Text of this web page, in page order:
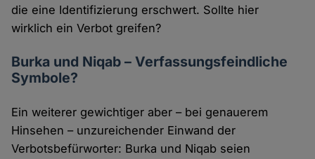
die eine Identifizierung erschwert. Sollte hier
wirklich ein Verbot greifen?
Burka und Niqab – Verfassungsfeindliche
Symbole?
Ein weiterer gewichtiger aber – bei genauerem
Hinsehen – unzureichender Einwand der
Verbotsbefürworter: Burka und Niqab seien